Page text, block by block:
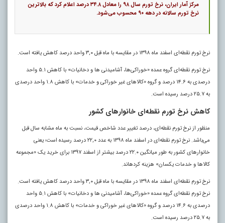
مرکز آمار ایران، نرخ تورم سال ۹۸ را معادل ۳۴.۸ درصد اعلام کرد که بالاترین
نرخ تورم سالانه در دهه ۹۰ محسوب می‌شود.
نرخ تورم نقطه‌ای اسفند ماه ١٣٩٨ در مقایسه با ماه قبل ٣,٠ واحد درصد کاهش یافته است.
نرخ تورم نقطه‌ای گروه عمده «خوراکی‌ها، آشامیدنی ها و دخانیات» با کاهش ۵.١ واحد
درصدی به ١۴.۶ درصد و گروه «کالاهای غیر خوراکی و خدمات» با کاهش ١.٨ واحد درصدی
به ٢۵.٧ درصد رسیده است.
کاهش نرخ تورم نقطه‌ای خانوارهای کشور
منظور از نرخ تورم نقطه‌ای، درصد تغییر عدد شاخص قیمت، نسبت به ماه مشابه سال قبل
می‌باشد. نرخ تورم نقطه‌ای در اسفند ماه ١٣٩٨ به عدد ٢٢,٠ درصد رسیده است؛ یعنی
خانوارهای کشور به طور میانگین ٢٢.٠ درصد بیشتر از اسفند ١٣٩٧ برای خرید یک «مجموعه
کالاها و خدمات یکسان» هزینه کرده­اند.
نرخ تورم نقطه‌ای اسفند ماه ١٣٩٨ در مقایسه با ماه قبل ٣,٠ واحد درصد کاهش یافته است.
نرخ تورم نقطه‌ای گروه عمده «خوراکی‌ها، آشامیدنی ها و دخانیات» با کاهش ۵.١ واحد
درصدی به ١۴.۶ درصد و گروه «کالاهای غیر خوراکی و خدمات» با کاهش ١.٨ واحد درصدی
به ٢۵.٧ درصد رسیده است.